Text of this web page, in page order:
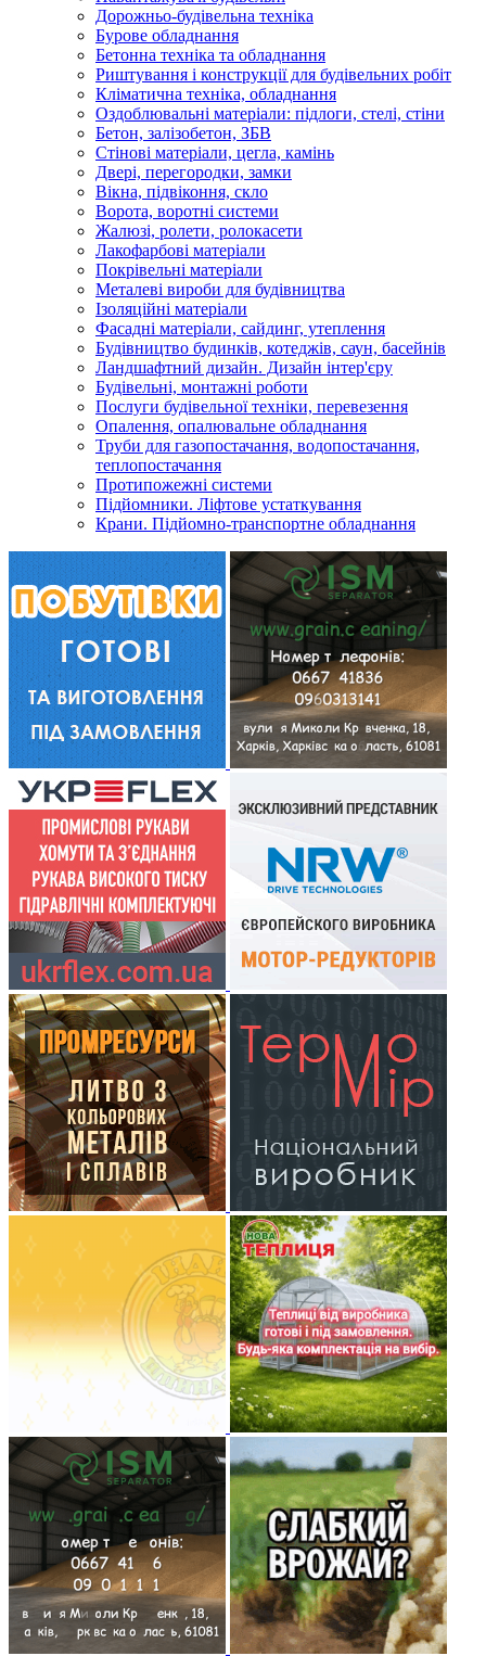
Дорожньо-будівельна техніка
Бурове обладнання
Бетонна техніка та обладнання
Риштування і конструкції для будівельних робіт
Кліматична техніка, обладнання
Оздоблювальні матеріали: підлоги, стелі, стіни
Бетон, залізобетон, ЗБВ
Стінові матеріали, цегла, камінь
Двері, перегородки, замки
Вікна, підвіконня, скло
Ворота, воротні системи
Жалюзі, ролети, ролокасети
Лакофарбові матеріали
Покрівельні матеріали
Металеві вироби для будівництва
Ізоляційні матеріали
Фасадні матеріали, сайдинг, утеплення
Будівництво будинків, котеджів, саун, басейнів
Ландшафтний дизайн. Дизайн інтер'єру
Будівельні, монтажні роботи
Послуги будівельної техніки, перевезення
Опалення, опалювальне обладнання
Труби для газопостачання, водопостачання,
теплопостачання
Протипожежні системи
Підйомники. Ліфтове устаткування
Крани. Підйомно-транспортне обладнання